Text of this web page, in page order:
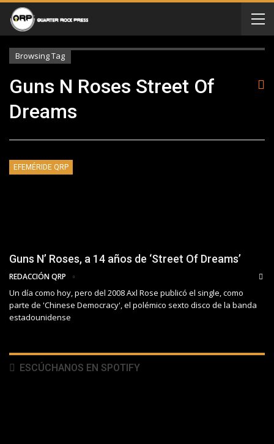
Browsing Tag
Guns N Roses Street Of
Dreams
EFEMÉRIDE QRP
Guns N’ Roses, a 14 años de ‘Street Of Dreams’
REDACCIÓN QRP
Un día como hoy, pero del 2008 Axl Rose publicó el single, como
parte de 'Chinese Democracy', el polémico sexto disco de la banda
estadounidense
ESCÚCHANOS EN SPOTIFY